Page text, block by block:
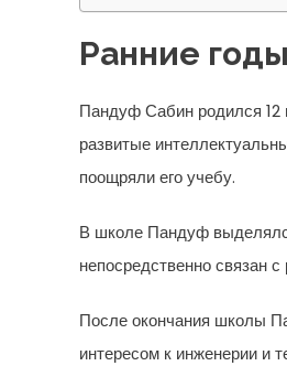
Ранние
Пандуф Сабин родился 12
развитые
поощряли его учебу.
В школе Пандуф
непосредственно связан
После окончания школы
интересом к инженерии и